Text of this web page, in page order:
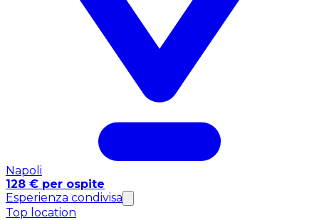
Napoli
128 € per ospite
Esperienza condivisa
Top location